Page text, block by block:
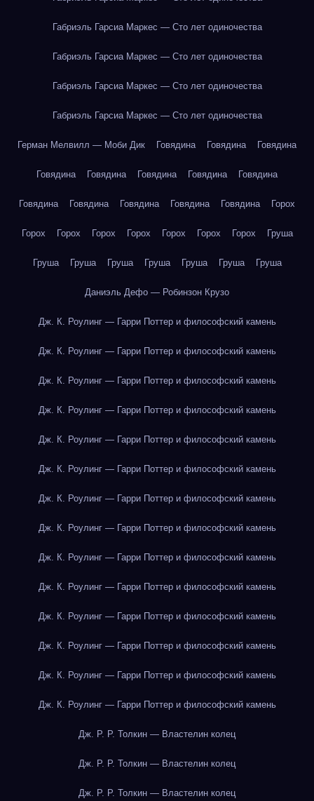
Габриэль Гарсиа Маркес — Сто лет одиночества
Габриэль Гарсиа Маркес — Сто лет одиночества
Габриэль Гарсиа Маркес — Сто лет одиночества
Габриэль Гарсиа Маркес — Сто лет одиночества
Герман Мелвилл — Моби Дик Говядина Говядина Говядина
Говядина Говядина Говядина Говядина Говядина
Говядина Говядина Говядина Говядина Говядина Горох
Горох Горох Горох Горох Горох Горох Горох Груша
Груша Груша Груша Груша Груша Груша Груша
Даниэль Дефо — Робинзон Крузо
Дж. К. Роулинг — Гарри Поттер и философский камень
Дж. К. Роулинг — Гарри Поттер и философский камень
Дж. К. Роулинг — Гарри Поттер и философский камень
Дж. К. Роулинг — Гарри Поттер и философский камень
Дж. К. Роулинг — Гарри Поттер и философский камень
Дж. К. Роулинг — Гарри Поттер и философский камень
Дж. К. Роулинг — Гарри Поттер и философский камень
Дж. К. Роулинг — Гарри Поттер и философский камень
Дж. К. Роулинг — Гарри Поттер и философский камень
Дж. К. Роулинг — Гарри Поттер и философский камень
Дж. К. Роулинг — Гарри Поттер и философский камень
Дж. К. Роулинг — Гарри Поттер и философский камень
Дж. К. Роулинг — Гарри Поттер и философский камень
Дж. К. Роулинг — Гарри Поттер и философский камень
Дж. Р. Р. Толкин — Властелин колец
Дж. Р. Р. Толкин — Властелин колец
Дж. Р. Р. Толкин — Властелин колец